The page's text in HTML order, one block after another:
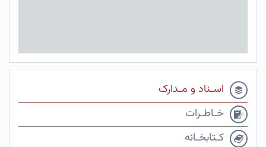
اسـناد و مـدارک
خـاطـرات
کـتابخـانه